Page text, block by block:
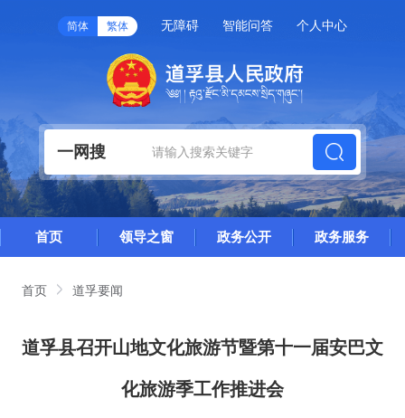
简体 繁体 无障碍 智能问答 个人中心
一网搜
首页 领导之窗 政务公开 政务服务
首页 道孚要闻
道孚县召开山地文化旅游节暨第十一届安巴文
化旅游季工作推进会